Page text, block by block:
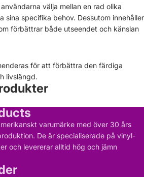
välja mellan en rad olika
sina specifika behov. Dessutom innehåller
förbättrar både utseendet och känslan
för att förbättra den färdiga
livslängd.
varumärke med över 30 års
De är specialiserade på vinyl-
och levererar alltid hög och jämn